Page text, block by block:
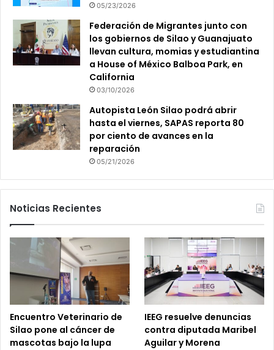
05/23/2026
Federación de Migrantes junto con
los gobiernos de Silao y Guanajuato
llevan cultura, momias y estudiantina
a House of México Balboa Park, en
California
03/10/2026
Autopista León Silao podrá abrir
hasta el viernes, SAPAS reporta 80
por ciento de avances en la
reparación
05/21/2026
Noticias Recientes
Encuentro Veterinario de
Silao pone al cáncer de
mascotas bajo la lupa
IEEG resuelve denuncias
contra diputada Maribel
Aguilar y Morena